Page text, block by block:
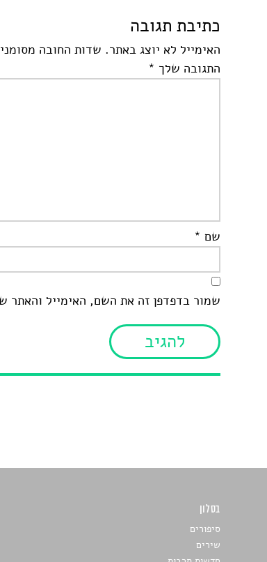
כתיבת תגובה
האימייל לא יוצג באתר. שדות החובה
התגובה שלך *
שם *
שמור בדפדפן זה את השם, האימייל והאתר
בסלון
סיפורים
שירים